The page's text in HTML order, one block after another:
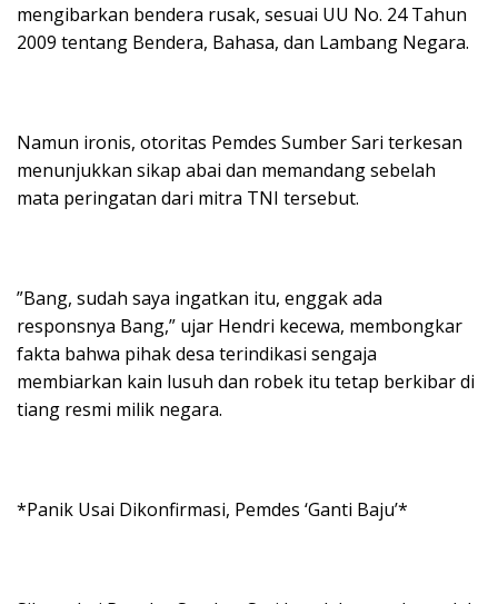
mengibarkan bendera rusak, sesuai UU No. 24 Tahun
2009 tentang Bendera, Bahasa, dan Lambang Negara.
​Namun ironis, otoritas Pemdes Sumber Sari terkesan
menunjukkan sikap abai dan memandang sebelah
mata peringatan dari mitra TNI tersebut.
​”Bang, sudah saya ingatkan itu, enggak ada
responsnya Bang,” ujar Hendri kecewa, membongkar
fakta bahwa pihak desa terindikasi sengaja
membiarkan kain lusuh dan robek itu tetap berkibar di
tiang resmi milik negara.
*​Panik Usai Dikonfirmasi, Pemdes ‘Ganti Baju’*